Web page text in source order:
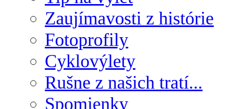
Zaujímavosti z histórie
Fotoprofily
Cyklovýlety
Rušne z našich tratí...
Spomienky